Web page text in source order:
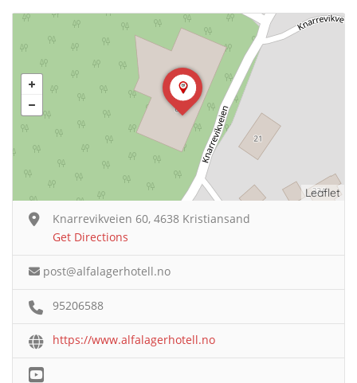
Leaflet
Knarrevikveien 60, 4638 Kristiansand
Get Directions
post@alfalagerhotell.no
95206588
https://www.alfalagerhotell.no